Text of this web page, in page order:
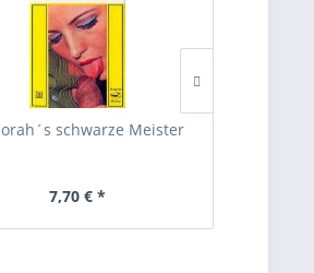
schwarze Meister
7,70 € *